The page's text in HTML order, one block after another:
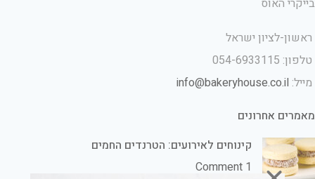
ראשון-לציון ישראל
טלפון: 054-6933115
מייל: info@bakeryhouse.co.il
מאמרים אחרונים
קינוחים לאירועים: הטרנדים החמים
1 Comment